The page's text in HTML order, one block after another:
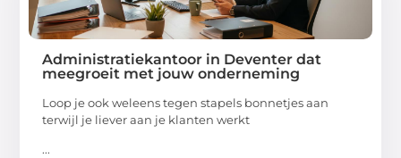
Administratiekantoor in Deventer dat
meegroeit met jouw onderneming
Loop je ook weleens tegen stapels bonnetjes aan
terwijl je liever aan je klanten werkt
...